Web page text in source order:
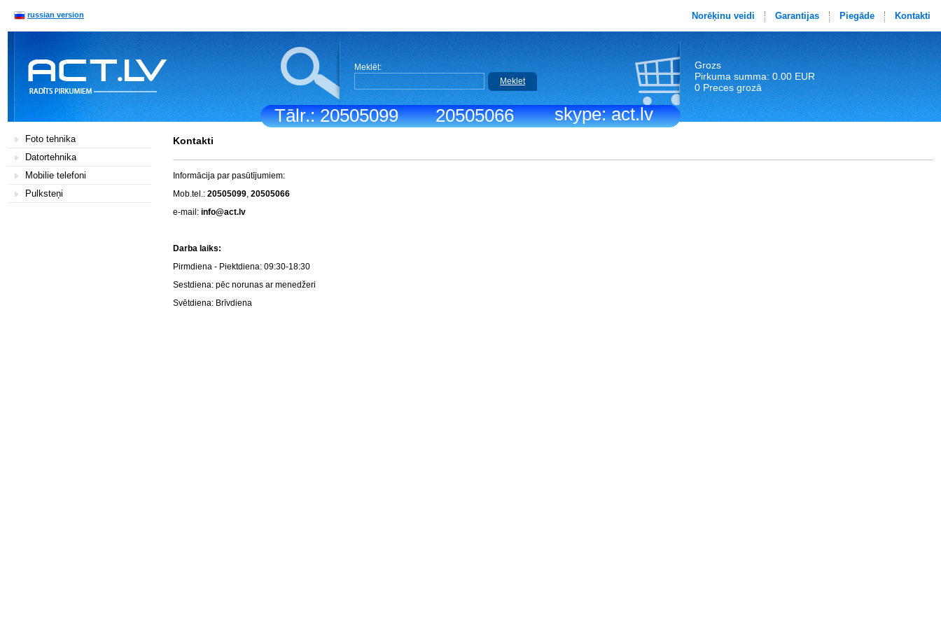
Tālr.: 20505099 20505066 skype: act.lv
russian version Norēķinu veidi Garantijas Piegāde Kontakti
Meklēt:
Meklet
Grozs
Pirkuma summa: 0.00 EUR
0 Preces grozā
Foto tehnika
Datortehnika
Mobilie telefoni
Pulksteņi
Kontakti
Informācija par pasūtījumiem:
Mob.tel.: 20505099, 20505066
e-mail: info@act.lv
Darba laiks:
Pirmdiena - Piektdiena: 09:30-18:30
Sestdiena: pēc norunas ar menedžeri
Svētdiena: Brīvdiena